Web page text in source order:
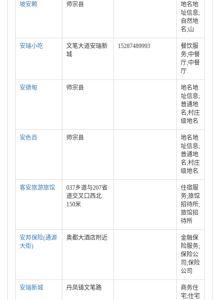
坡安赖 师宗县
地名地
址信息;
自然地
名;山
安瑞小吃
文笔大道安瑞新
城
15287489993
餐饮服
务;中餐
厅;中餐
厅
安德甸 师宗县
地名地
址信息;
普通地
名;村庄
级地名
安色百 师宗县
地名地
址信息;
普通地
名;村庄
级地名
客安旅游旅馆
037乡道与207省
道交叉口西北
150米
住宿服
务;旅馆
招待所;
旅馆招
待所
安邦保险(通源
大街)
奥都大酒店附近
金融保
险服务;
保险公
司;保险
公司
安瑞新城 丹凤镇文笔路
商务住
宅;住宅